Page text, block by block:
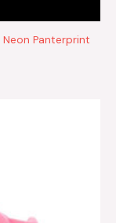
Panterprint